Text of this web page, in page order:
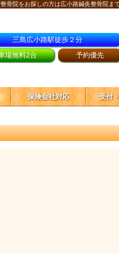
骨院をお探しの方は広小路鍼灸整骨院ま
三島広小路駅徒歩２分
場無料2台
予約優先
保険会社対応 受付